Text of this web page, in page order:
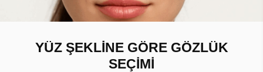
YÜZ ŞEKLİNE GÖRE GÖZLÜK
SEÇİMİ